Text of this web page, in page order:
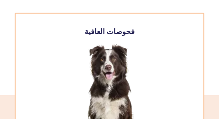
فحوصات العافية